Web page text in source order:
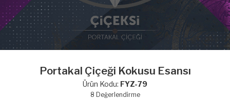
Portakal Çiçeği Kokusu Esansı
Ürün Kodu: FYZ-79
8 Değerlendirme